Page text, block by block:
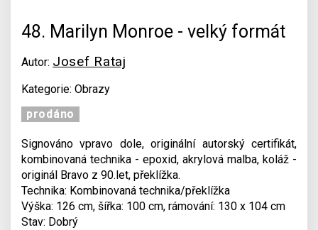
48. Marilyn Monroe - velký formát
Autor: Josef Rataj
Kategorie: Obrazy
prodáno
Signováno vpravo dole, originální autorský certifikát,
kombinovaná technika - epoxid, akrylová malba, koláž -
originál Bravo z 90.let, překlížka.
Technika: Kombinovaná technika/překlížka
Výška: 126 cm, šířka: 100 cm, rámování: 130 x 104 cm
Stav: Dobrý